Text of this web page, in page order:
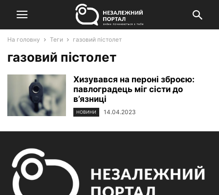
На головну Теги газовий пістолет
газовий пістолет
Хизувався на пероні зброєю:
павлоградець міг сісти до
в’язниці
НОВИНИ 14.04.2023